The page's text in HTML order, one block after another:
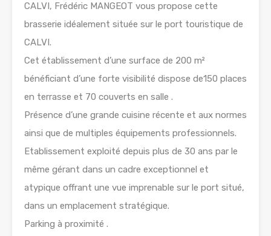
CALVI, Frédéric MANGEOT vous propose cette
brasserie idéalement située sur le port touristique de
CALVI.
Cet établissement d’une surface de 200 m²
bénéficiant d’une forte visibilité dispose de150 places
en terrasse et 70 couverts en salle .
Présence d’une grande cuisine récente et aux normes
ainsi que de multiples équipements professionnels.
Etablissement exploité depuis plus de 30 ans par le
même gérant dans un cadre exceptionnel et
atypique offrant une vue imprenable sur le port situé,
dans un emplacement stratégique.
Parking à proximité .